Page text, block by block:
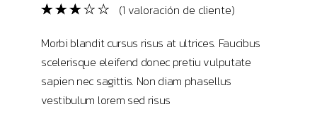
(1 valoración de cliente)
Morbi blandit cursus risus at ultrices. Faucibus
scelerisque eleifend donec pretiu vulputate
sapien nec sagittis. Non diam phasellus
vestibulum lorem sed risus